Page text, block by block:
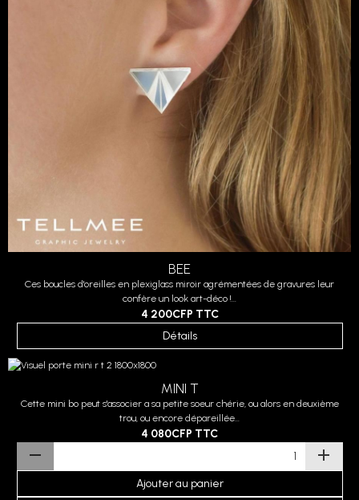
BEE
Ces boucles d'oreilles en plexiglass miroir agrémentées de gravures leur
confère un look art-déco !...
4 200CFP TTC
Détails
MINI T
Cette mini bo peut s'associer a sa petite soeur chérie, ou alors en deuxième
trou, ou encore dépareillée...
4 080CFP TTC
Ajouter au panier